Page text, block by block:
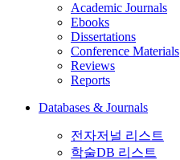
Academic Journals
Ebooks
Dissertations
Conference Materials
Reviews
Reports
Databases & Journals
전자저널 리스트
학술DB 리스트